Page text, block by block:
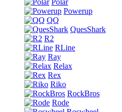
Polar
Powerup
QQ
QuesShark
R2
RLine
Ray
Relax
Rex
Riko
RockBros
Rode